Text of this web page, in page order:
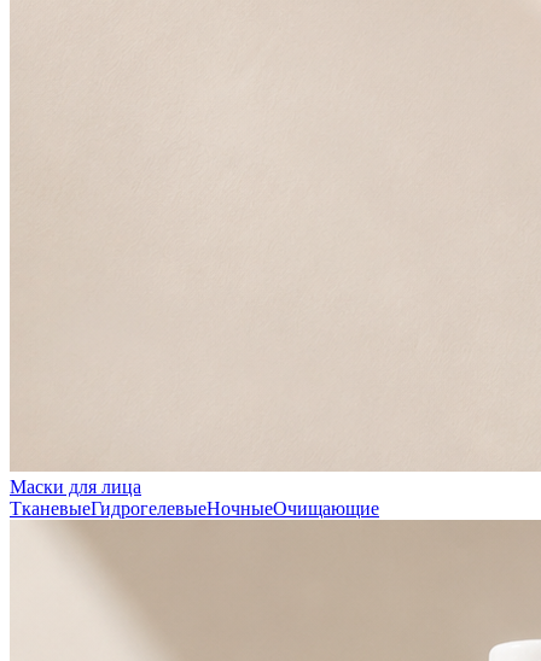
Маски для лица
ТканевыеГидрогелевыеНочныеОчищающие